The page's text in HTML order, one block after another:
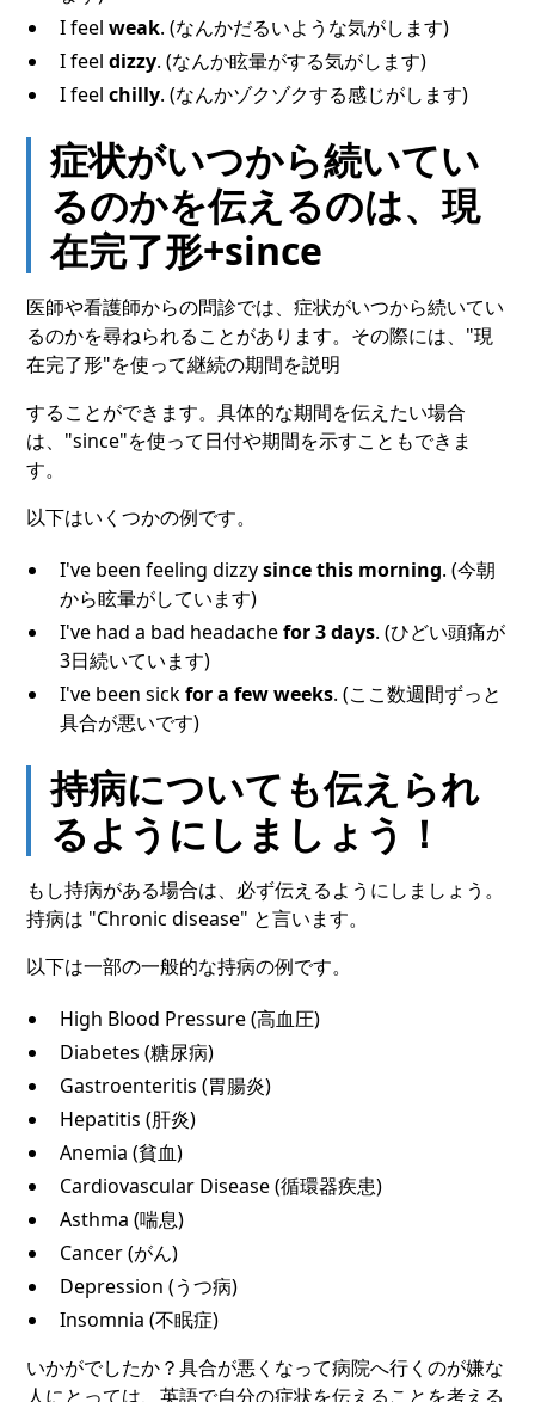
I feelweak. (なんかだるいような気がします)
I feeldizzy. (なんか眩暈がする気がします)
I feelchilly. (なんかゾクゾクする感じがします)
症状がいつから続いてい
るのかを伝えるのは、現
在完了形+since
医師や看護師からの問診では、症状がいつから続いてい
るのかを尋ねられることがあります。その際には、"現
在完了形"を使って継続の期間を説明
することができます。具体的な期間を伝えたい場合
は、"since"を使って日付や期間を示すこともできま
す。
以下はいくつかの例です。
I've been feeling dizzysince this morning. (今朝
から眩暈がしています)
I've had a bad headachefor 3 days. (ひどい頭痛が
3日続いています)
I've been sickfor a few weeks. (ここ数週間ずっと
具合が悪いです)
持病についても伝えられ
るようにしましょう！
もし持病がある場合は、必ず伝えるようにしましょう。
持病は "Chronic disease" と言います。
以下は一部の一般的な持病の例です。
High Blood Pressure (高血圧)
Diabetes (糖尿病)
Gastroenteritis (胃腸炎)
Hepatitis (肝炎)
Anemia (貧血)
Cardiovascular Disease (循環器疾患)
Asthma (喘息)
Cancer (がん)
Depression (うつ病)
Insomnia (不眠症)
いかがでしたか？具合が悪くなって病院へ行くのが嫌な
人にとっては、英語で自分の症状を伝えることを考える